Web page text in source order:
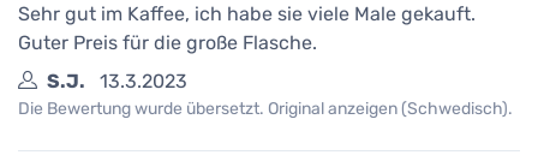
Sehr gut im Kaffee, ich habe sie viele Male gekauft.
Guter Preis für die große Flasche.
S.J.
13.3.2023
Die Bewertung wurde übersetzt. Original anzeigen (Schwedisch).